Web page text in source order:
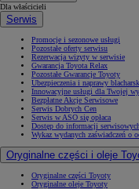
Dla właścicieli
Serwis
Promocje i sezonowe usługi
Pozostałe oferty serwisu
Rezerwacja wizyty w serwisie
Gwarancja Toyota Relax
Pozostałe Gwarancje Toyoty
Ubezpieczenia i naprawy
Innowacyjne usługi dla Twojej
Bezpłatne Akcje Serwisowe
Serwis Dobrych Cen
Serwis w ASO się opłaca
Dostęp do informacji
Wykaz wydanych zaświadczeń o
Oryginalne części i oleje
Oryginalne części Toyoty
Oryginalne oleje Toyoty